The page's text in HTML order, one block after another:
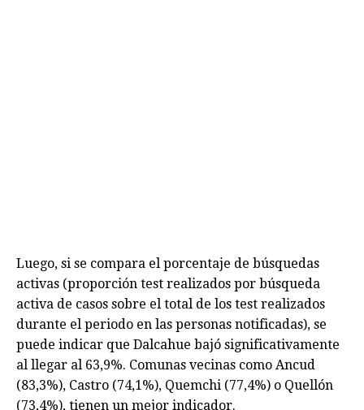
Luego, si se compara el porcentaje de búsquedas
activas (proporción test realizados por búsqueda
activa de casos sobre el total de los test realizados
durante el periodo en las personas notificadas), se
puede indicar que Dalcahue bajó significativamente
al llegar al 63,9%. Comunas vecinas como Ancud
(83,3%), Castro (74,1%), Quemchi (77,4%) o Quellón
(73,4%), tienen un mejor indicador.